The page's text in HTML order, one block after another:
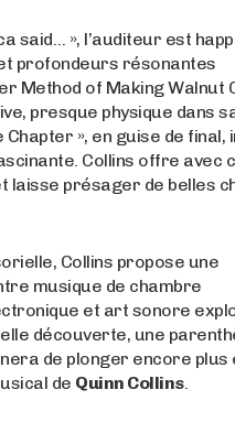
said… », l’auditeur est
profondeurs résonantes
Method of Making Walnut
presque physique dans
», en guise de final,
Collins offre avec
laisse présager de belles
Collins propose une
musique de chambre
et art sonore
découverte, une
de plonger encore plus
de Quinn Collins.